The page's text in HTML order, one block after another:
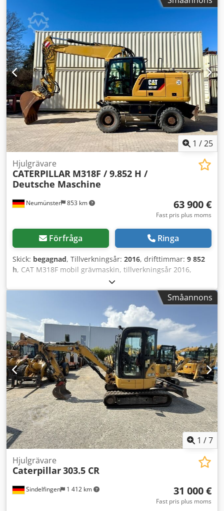
läggningshastighet: 61 m/min Hjulbas: 1 950 mm
Transport- och arbetsmått Transportlängd: 5 029 mm
Transportbredd: 1 938 mm Transporthöjd: 2 645 mm
Arbetslängd: 5 047 mm Arbetsbredd: 3 180 mm Höjd med
tak: 3 415 mm Kapaciteter Bränsletank: 110 l Motorolja:
13,2 l Kylsystem: 9 l Spolvätskebehållare: 28 l Modellens
egenskaper Hjulsdrift ger god rörlighet för arbete i
stadsmiljö, möjlighet att arbeta i smala diken (från 700
mm), automatisk masskontroll, ECO-läge som minskar
bränsleförbrukningen, Cedpfoy Szckox Adqerf SE34 V eller
SE34 VT bord, bra sikt för föraren samt kompakta mått.
Angivet pris är netto och gäller vid export samt för företag.
För privatkunder är betydande rabatt möjlig – Vi välkomnar
direkt telefonsamtal för att få ditt bästa pris :)
1 /25
Neumünster 853 km
Hjulgrävare
CATERPILLAR M318F / 9.852 H /
Deutsche Maschine
63 900 €
Fast pris plus moms
Förfråga Ringa
Skick: begagnad, Tillverkningsår: 2016, drifttimmar: 9 852
h, CAT M318F mobil grävmaskin, tillverkningsår 2016,
endast 9 852 timmar! ---- * Tillverkare: CAT * Modell:
M318F * Tillverkningsår: 2016 * Avläst drifttid: ca 9 852
timmar * Senaste inspektion vid ca 9 523 timmar (06/2025)
Csdpfx Aeyzld Dsdqerf * Tysk maskin / Första ägaren * Inkl.
Liebherr Likufix SWA48 hydraulisk snabbkopplingssystem *
Inkl. 1 x djupgående skopa * Bra däck * Bra övergripande
skick * Klimatanläggning * Centraliserat smörjsystem *
Effekt: 129,4 kW * CE-dokument och dataverifiering finns
tillgängligt * Pris: 63 900 euro, netto + 19 % moms ---- För
ytterligare frågor, vänligen ring: Erik Kortum: WhatsApp All
information lämnas utan garanti, med reservation för fel
och försäljning.
Småannons
1 /7
Sindelfingen 1 412 km
Hjulgrävare
Caterpillar303.5 CR
31 000 €
Fast pris plus moms